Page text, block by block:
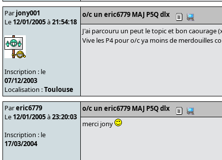
Par jony001
Le 12/01/2005à21:54:18
Inscription : le
07/12/2003
Localisation :Toulouse
o/c un eric6779 MAJ P5Q dlx
J'ai parcouru un peut le topic et bon caourage
Vive les P4 pour o/c ya moins de merdouilles
Pareric6779
Le 12/01/2005à23:20:03
Inscription : le
17/03/2004
o/c un eric6779 MAJ P5Q dlx
merci jony